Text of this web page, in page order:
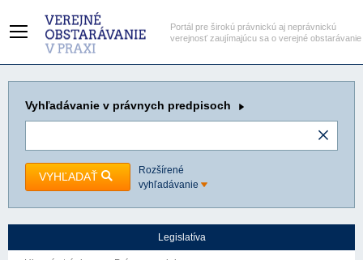
Portál pre širokú právnickú aj neprávnickú
verejnosť zaujímajúcu sa o verejné obstarávanie
Vyhľadávanie v právnych predpisoch
VYHĽADAŤ
Rozšírené
vyhľadávanie
Legislatíva